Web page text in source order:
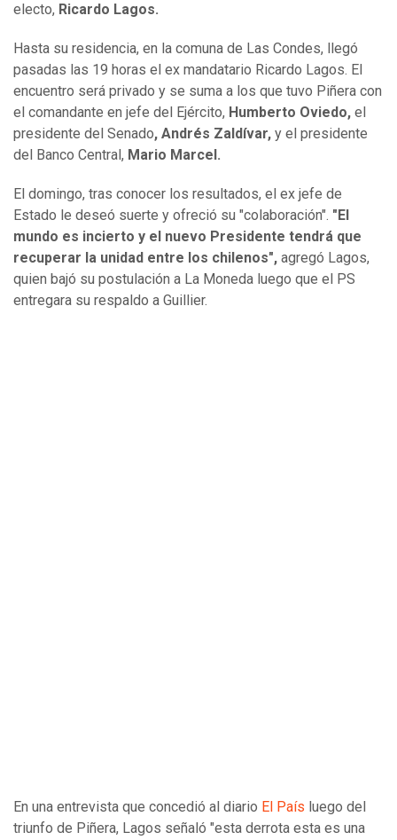
electo, Ricardo Lagos.
Hasta su residencia, en la comuna de Las Condes, llegó
pasadas las 19 horas el ex mandatario Ricardo Lagos. El
encuentro será privado y se suma a los que tuvo Piñera con
el comandante en jefe del Ejército, Humberto Oviedo, el
presidente del Senado, Andrés Zaldívar, y el presidente
del Banco Central, Mario Marcel.
El domingo, tras conocer los resultados, el ex jefe de
Estado le deseó suerte y ofreció su "colaboración". "El
mundo es incierto y el nuevo Presidente tendrá que
recuperar la unidad entre los chilenos", agregó Lagos,
quien bajó su postulación a La Moneda luego que el PS
entregara su respaldo a Guillier.
En una entrevista que concedió al diario El País luego del
triunfo de Piñera, Lagos señaló "esta derrota esta es una